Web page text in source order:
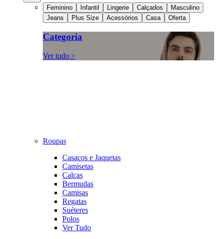
Feminino Infantil Lingerie Calçados
Masculino
Jeans
Plus Size Acessórios Casa Oferta
Categoria
Ver tudo >
Roupas
Casacos e Jaquetas
Camisetas
Calças
Bermudas
Camisas
Regatas
Suéteres
Polos
Ver Tudo